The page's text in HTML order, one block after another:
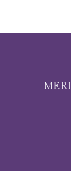
MERI